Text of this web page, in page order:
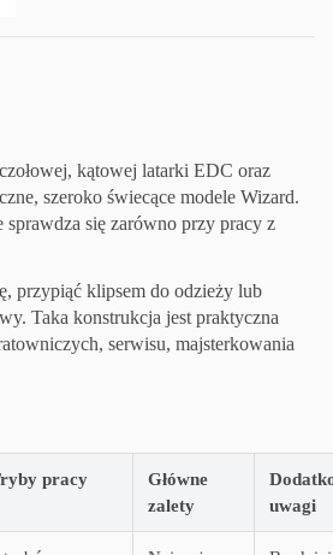
kątowej latarki EDC oraz
szeroko świecące modele Wizard.
się zarówno przy pracy z
przypiąć klipsem do odzieży lub
Taka konstrukcja jest praktyczna
serwisu, majsterkowania
pracy
Główne
zalety
uwagi